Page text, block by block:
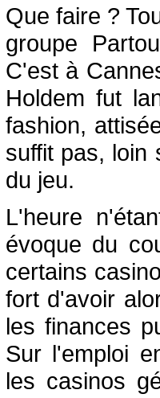
Que faire ?
groupe
C'est à
Holdem fut
fashion,
suffit pas, loin
du jeu.
L'heure
évoque du
certains
fort d'avoir
les finances
Sur l'emploi
les casinos